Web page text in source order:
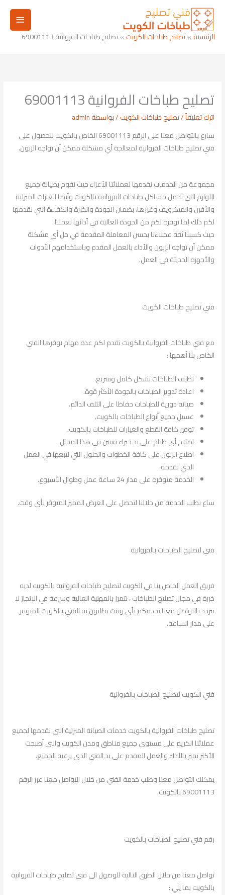
تخطي
المحتوى
الرئيسية تصليح طباخات الكويت تصليح طباخات الفروانية 69001113
تصليح طباخات الفروانية 69001113
اترك تعليقاً/تصليح طباخات الكويت/ بواسطةadmin
سارع بالتواصل معنا على الرقم 69001113 الخاص بالكويت للحصول على
فني تصليح طباخات الفروانية لمعالجة أي مشكلة ممكن أن تواجه الزبون.
مجموعة من الخدمات نقدمها لعملائنا الأعزاء حيث نقوم بصيانة جميع
اللوازم التي تحمل مشاكل طباخات الفروانية بالكويت وأيضا الغازات المنزلية
والأفرن والميكرويف وغيرها، بضمان الجودة والخبرة والكفاءة التي نقدمها
لكم ذلك لِما نوفره لكم من الجودة العالية في أدائها لعملنا،
حيث كسبنا ثقة عملاءنا بحسن المعاملة المقدمة في حل أي مشكلة
ممكن أن تواجه الزبون والأداء بالعمل المقدم وباستخدامهم الأدوات
والأجهزة الحديثة في العمل.
فني تصليح طباخات الكويت
مع فني طباخات الفروانية بالكويت نقدم لكم عدة مهام يوفرها الفني
الخاص بنا أهمها :
تظيف الطباخات بشكل كامل وسريع.
اعادة تدوير الطباخات بالجودة الأكثر قوة.
صيانة دورية للطباخات حفاظا على التلف الدائم.
غسيل جميع أنواع الطباخات بالكويت.
توفير كافة القطع والغيارات للطباخات بالكويت.
اصلاح أي طباخ على يد خبراء فنيين في هذا المجال.
اطلاع الزبون على كافة الخطوات والحلول التي نتبعها في العمل
الذي نقدمه.
الخدمة متوفرة على مدار 24 ساعة عمل وطوال الأسبوع.
ساع بطلب الخدمة من خلالنا لتحصل على العرض المميز المتوفر بأي وقت.
فني لتصليح الطباخات بالفروانية
فريق العمل الخاص بنا في الكويت لتصليح طباخات الفروانية بالكويت لديه
خبرة في مجال تصليح الطباخات ، نتميز بالمهنية العالية وسرعة في الانجاز لا
تتردد بالتواصل معنا نخدمكم بأي وقت تطلبون به الفني بالكويت المتوفر
على مدار الساعة.
فني الكويت لتصليح الطباخات بالفروانية
تصليح طباخات الفروانية بالكويت خدمات الصيانة المنزلية التي نقدمها لجميع
عملائنا الكريم على مستوى جميع مناطق ومدن الكويت والتي أصبحت
الأكثر تميز بالأداء والعمل المقدم على يد الفني الذي يرغبه الجميع.
يمكنك التواصل معنا وطلب خدمة الفني من خلال التواصل معنا عبر الرقم
69001113 بالكويت.
رقم فني تصليح الطباخات بالكويت
تواصل معنا من خلال الطرق التالية للوصول الى فني تصليح طباخات الفروانية
بالكويت بما يلي :